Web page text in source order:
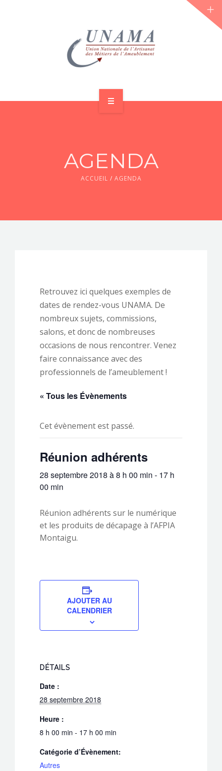
LES JOURNÉES 2026 ⌵AGENDA
ACCUEIL / AGENDA
Retrouvez ici quelques exemples de
dates de rendez-vous UNAMA. De
nombreux sujets, commissions,
salons, et donc de nombreuses
occasions de nous rencontrer. Venez
faire connaissance avec des
professionnels de l’ameublement !
« Tous les Évènements
Cet évènement est passé.
Réunion adhérents
28 septembre 2018 à 8 h 00 min - 17 h
00 min
Réunion adhérents sur le numérique
et les produits de décapage à l’AFPIA
Montaigu.
AJOUTER AU
CALENDRIER
DÉTAILS
Date :
28 septembre 2018
Heure :
8 h 00 min - 17 h 00 min
Catégorie d’Évènement:
Autres